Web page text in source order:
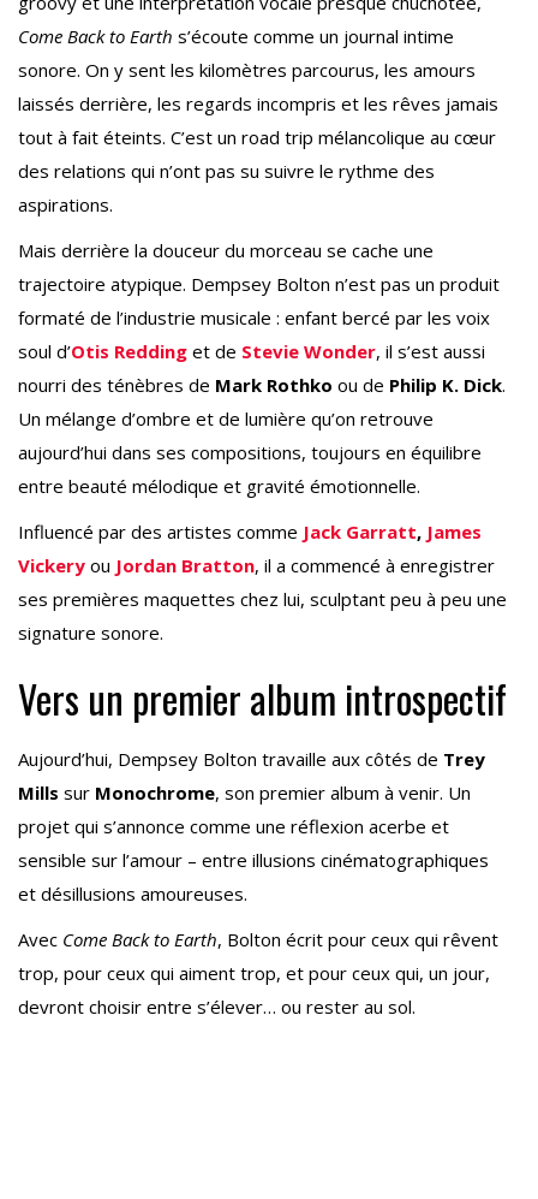
Come Back to Earth s’écoute comme un journal intime
sonore. On y sent les kilomètres parcourus, les amours
laissés derrière, les regards incompris et les rêves jamais
tout à fait éteints. C’est un road trip mélancolique au cœur
des relations qui n’ont pas su suivre le rythme des
aspirations.
Mais derrière la douceur du morceau se cache une
trajectoire atypique. Dempsey Bolton n’est pas un produit
formaté de l’industrie musicale : enfant bercé par les voix
soul d’Otis Redding et de Stevie Wonder, il s’est aussi
nourri des ténèbres de Mark Rothko ou de Philip K. Dick.
Un mélange d’ombre et de lumière qu’on retrouve
aujourd’hui dans ses compositions, toujours en équilibre
entre beauté mélodique et gravité émotionnelle.
Influencé par des artistes comme Jack Garratt, James
Vickery ou Jordan Bratton, il a commencé à enregistrer
ses premières maquettes chez lui, sculptant peu à peu une
signature sonore.
Vers un premier album introspectif
Aujourd’hui, Dempsey Bolton travaille aux côtés de Trey
Mills sur Monochrome, son premier album à venir. Un
projet qui s’annonce comme une réflexion acerbe et
sensible sur l’amour – entre illusions cinématographiques
et désillusions amoureuses.
Avec Come Back to Earth, Bolton écrit pour ceux qui rêvent
trop, pour ceux qui aiment trop, et pour ceux qui, un jour,
devront choisir entre s’élever… ou rester au sol.